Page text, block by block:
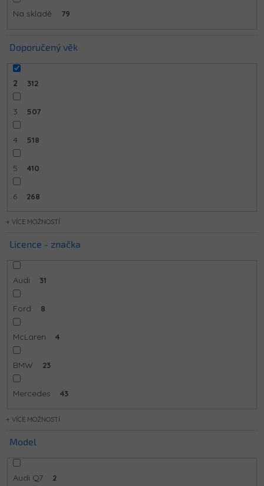
Na skladě 79
Doporučený věk
2 312
3 507
4 518
5 410
6 268
MOŽNOSTÍ
Licence - značka
Audi 31
Ford 8
McLaren 4
BMW 23
Mercedes 43
MOŽNOSTÍ
Model
Audi Q7 2